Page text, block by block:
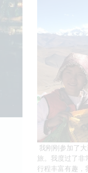
我刚刚参加了
旅。我度过了非
行程丰富有趣，